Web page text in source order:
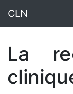
CLN
La